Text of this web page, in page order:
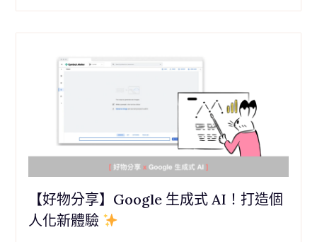
【好物分享】Google 生成式 AI！打造個
人化新體驗